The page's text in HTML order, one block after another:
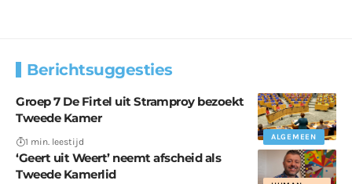
Berichtsuggesties
ALGEMEEN
Groep 7 De Firtel uit Stramproy bezoekt
Tweede Kamer
1 min. leestijd
‘Geert uit Weert’ neemt afscheid als
Tweede Kamerlid